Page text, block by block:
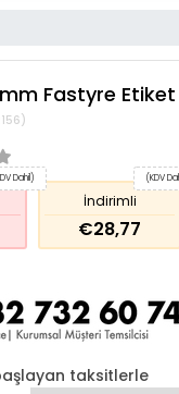
Fastyre Etiket
Dahil)
İndirimli
€28,77
(KDV
taksitlerle